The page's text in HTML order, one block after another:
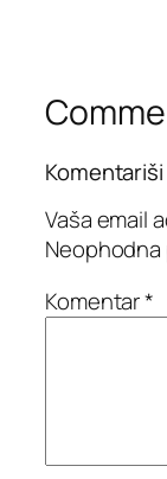
Komentariši
Vaša email
Komentar*